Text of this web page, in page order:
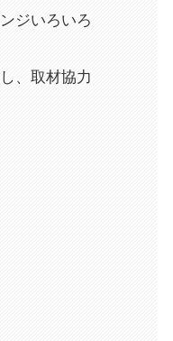
ジいろいろ
、取材協力